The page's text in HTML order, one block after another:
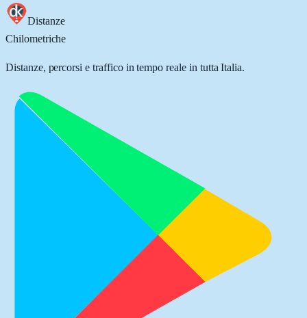
Distanze
Chilometriche
Distanze, percorsi e traffico in tempo reale in tutta Italia.